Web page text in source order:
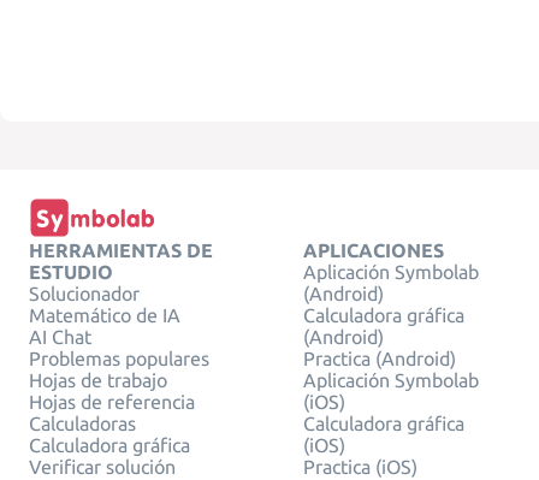
HERRAMIENTAS DE
ESTUDIO
Solucionador
Matemático de IA
AI Chat
Problemas populares
Hojas de trabajo
Hojas de referencia
Calculadoras
Calculadora gráfica
Verificar solución
APLICACIONES
Aplicación Symbolab
(Android)
Calculadora gráfica
(Android)
Practica (Android)
Aplicación Symbolab
(iOS)
Calculadora gráfica
(iOS)
Practica (iOS)